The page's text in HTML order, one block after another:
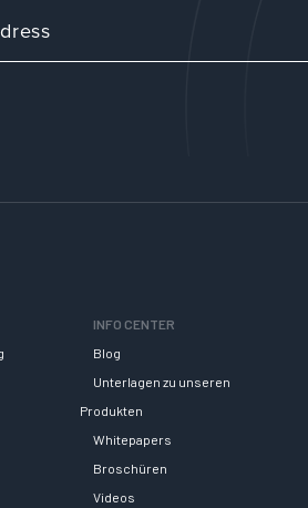
INFO CENTER
Blog
Unterlagen zu unseren
Produkten
Whitepapers
Broschüren
Videos